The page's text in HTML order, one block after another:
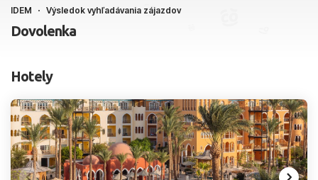
Bratislava, Košice, Piešťany, Poprad
IDEM Výsledok vyhľadávania zájazdov
Dovolenka
Hotely